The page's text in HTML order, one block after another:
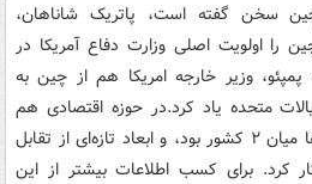
سخن گفته است، پاتریک شاناهان،
را اولویت اصلی وزارت دفاع آمریکا در
مارک پمپئو، وزیر خارجه امریکا هم از چین به
متحده یاد کرد.در حوزه اقتصادی هم
سال ۲۰۱۸ سال تشدید تنش‌ها میان ۲ کشور بود، و ابعاد تازه‌ای از تقابل
کرد. برای کسب اطلاعات بیشتر از این